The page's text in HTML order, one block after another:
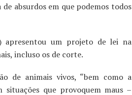
absurdos em que podemos todos
apresentou um projeto de lei na
incluso os de corte.
de animais vivos, “bem como a
que provoquem maus –